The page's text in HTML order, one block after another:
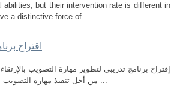
but their intervention rate is different in
a distinctive force of ...
اقتراح
من أجل تنفيذ مهارة التصويب بالإرتقاء. - فتح مجال التفكير في مواضيع التدريب مستقبلا. - معرفة حقيقة ...